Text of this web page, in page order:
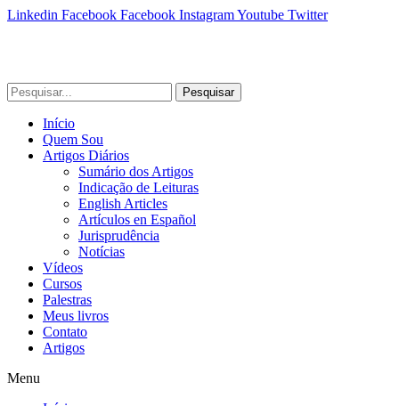
Linkedin Facebook Facebook InstagramYoutube Twitter
Pesquisar
Início
Quem Sou
Artigos Diários
Sumário dos Artigos
Indicação de Leituras
English Articles
Artículos en Español
Jurisprudência
Notícias
Vídeos
Cursos
Palestras
Meus livros
Contato
Artigos
Menu